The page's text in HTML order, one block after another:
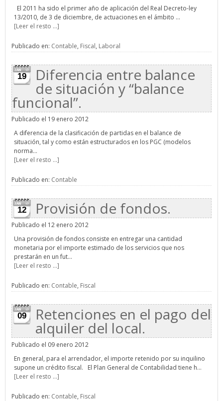
El 2011 ha sido el primer año de aplicación del Real Decreto-ley
13/2010, de 3 de diciembre, de actuaciones en el ámbito ...
[Leer el resto ...]
Publicado en: Contable, Fiscal, Laboral
19 Diferencia entre balance
de situación y “balance
funcional”.
Publicado el 19 enero 2012
A diferencia de la clasificación de partidas en el balance de
situación, tal y como están estructurados en los PGC (modelos
norma...
[Leer el resto ...]
Publicado en: Contable
12 Provisión de fondos.
Publicado el 12 enero 2012
Una provisión de fondos consiste en entregar una cantidad
monetaria por el importe estimado de los servicios que nos
prestarán en un fut...
[Leer el resto ...]
Publicado en: Contable, Fiscal
09 Retenciones en el pago del
alquiler del local.
Publicado el 09 enero 2012
En general, para el arrendador, el importe retenido por su inquilino
supone un crédito fiscal. El Plan General de Contabilidad tiene h...
[Leer el resto ...]
Publicado en: Contable, Fiscal